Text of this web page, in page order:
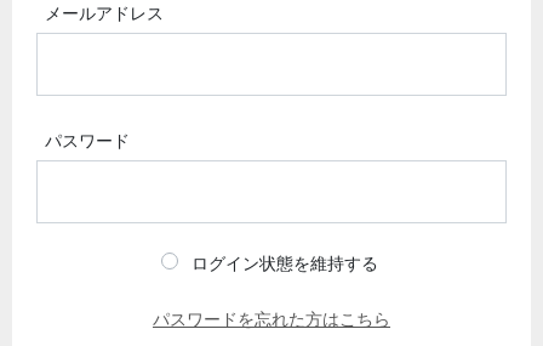
メールアドレス
パスワード
ログイン状態を維持する
パスワードを忘れた方はこちら